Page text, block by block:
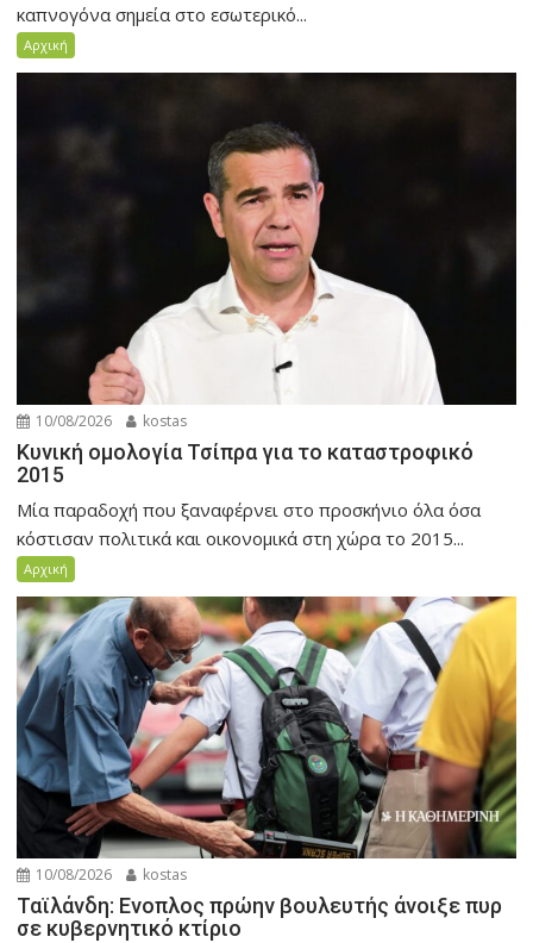
καπνογόνα σημεία στο εσωτερικό...
Αρχική
10/08/2026 kostas
Κυνική ομολογία Τσίπρα για το καταστροφικό
2015
Μία παραδοχή που ξαναφέρνει στο προσκήνιο όλα όσα
κόστισαν πολιτικά και οικονομικά στη χώρα το 2015...
Αρχική
10/08/2026 kostas
Ταϊλάνδη: Ενοπλος πρώην βουλευτής άνοιξε πυρ
σε κυβερνητικό κτίριο